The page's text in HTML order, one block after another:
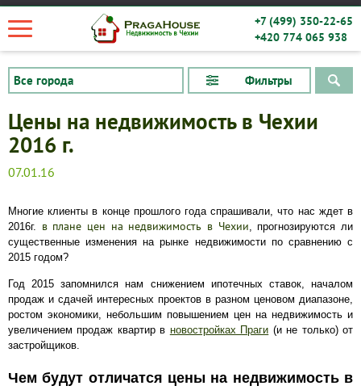
+7 (499) 350-22-65
+420 774 065 938
Фильтры
Квартиры
Цены на недвижимость в Чехии
2016 г.
07.01.16
Многие клиенты в конце прошлого года спрашивали, что нас ждет в
2016г. в плане цен на недвижимость в Чехии, прогнозируются ли
существенные изменения на рынке недвижимости по сравнению с
2015 годом?
Год 2015 запомнился нам снижением ипотечных ставок, началом
продаж и сдачей интересных проектов в разном ценовом диапазоне,
ростом экономики, небольшим повышением цен на недвижимость и
увеличением продаж квартир в новостройках Праги (и не только) от
застройщиков.
Чем будут отличатся цены на недвижимость в